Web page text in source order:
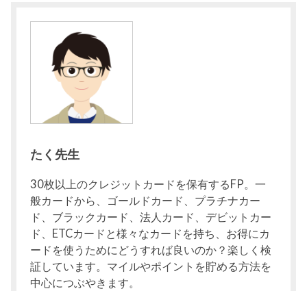
たく先生
30枚以上のクレジットカードを保有するFP。一
般カードから、ゴールドカード、プラチナカー
ド、ブラックカード、法人カード、デビットカー
ド、ETCカードと様々なカードを持ち、お得にカ
ードを使うためにどうすれば良いのか？楽しく検
証しています。マイルやポイントを貯める方法を
中心につぶやきます。